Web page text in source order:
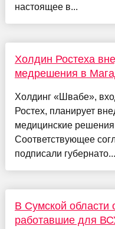
настоящее в...
Холдин Ростеха
медрешения в
Холдинг «Швабе»,
Ростех, планирует
медицинские
Соответствующее
подписали губернато...
В Сумской области
работавшие для